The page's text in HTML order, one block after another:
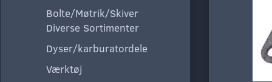
Bolte/Møtrik/Skiver
Diverse Sortimenter
Dyser/karburatordele
Værktøj